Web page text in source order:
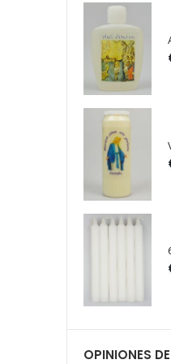
OPINIONES